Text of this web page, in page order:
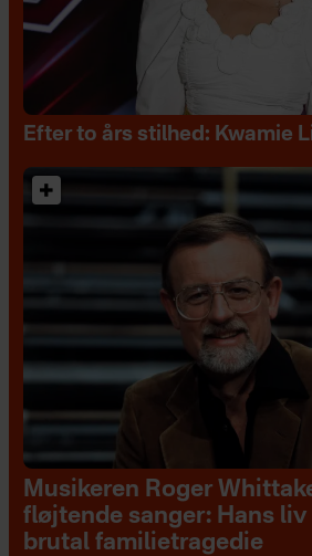
Efter to års stilhed: Kwamie
Musikeren Roger
fløjtende sanger: Hans
brutal familietragedie